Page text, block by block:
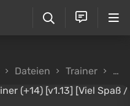
Dateien Trainer